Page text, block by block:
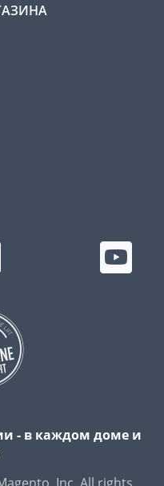
- в каждом доме и